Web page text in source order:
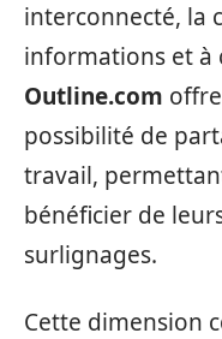
interconnecté, la
informations et à
Outline.com
possibilité de
travail,
bénéficier de
surlignages.
Cette dimension